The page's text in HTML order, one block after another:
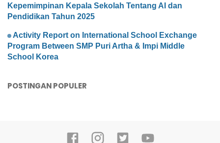
Kepemimpinan Kepala Sekolah Tentang AI dan
Pendidikan Tahun 2025
Activity Report on International School Exchange
Program Between SMP Puri Artha & Impi Middle
School Korea
POSTINGAN POPULER